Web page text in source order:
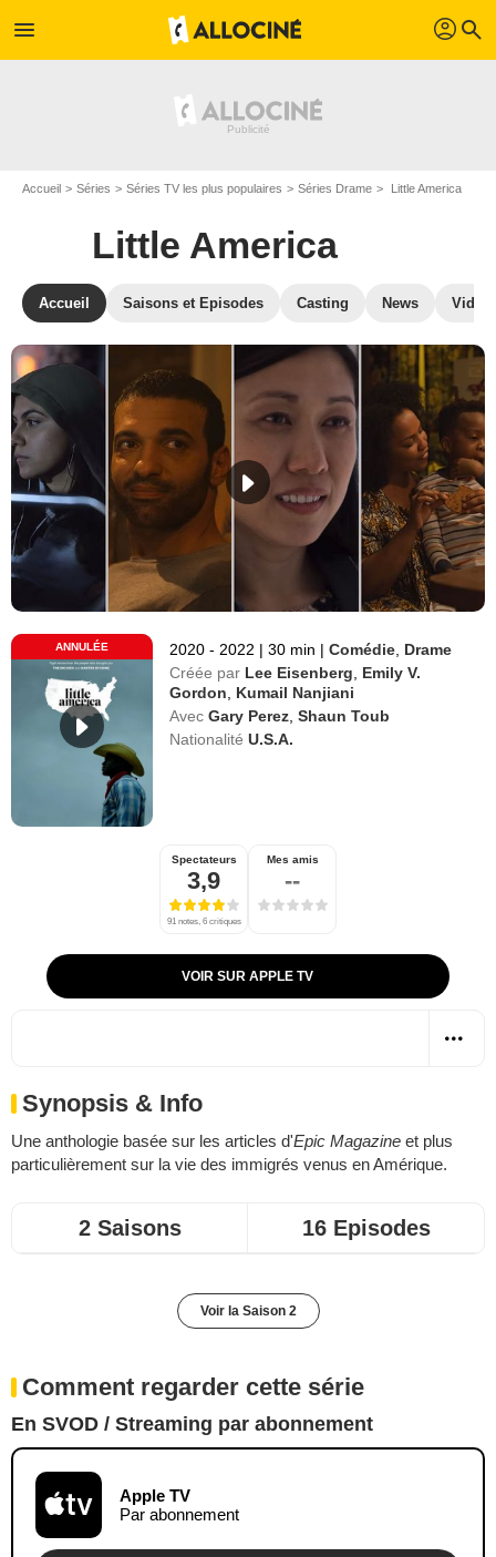
menu profil search
Accueil Séries Séries TV les plus populaires Séries Drame Little America
Little America
Accueil Saisons et Episodes Casting News
ANNULÉE 2020 - 2022 | 30 min | Comédie Drame
Créée par Lee Eisenberg
Emily V.
Gordon
Kumail Nanjiani
Avec Gary Perez ,Shaun Toub
Nationalité U.S.A.
Spectateurs
3,9
91 notes, 6 critiques
Mes amis
--
VOIR SUR APPLE TV
Synopsis & Info
Une anthologie basée sur les articles d'Epic Magazine et plus
particulièrement sur la vie des immigrés venus en Amérique.
2 Saisons 16 Episodes
Voir la Saison 2
Comment regarder cette série
En SVOD / Streaming par abonnement
Apple TV
Par abonnement